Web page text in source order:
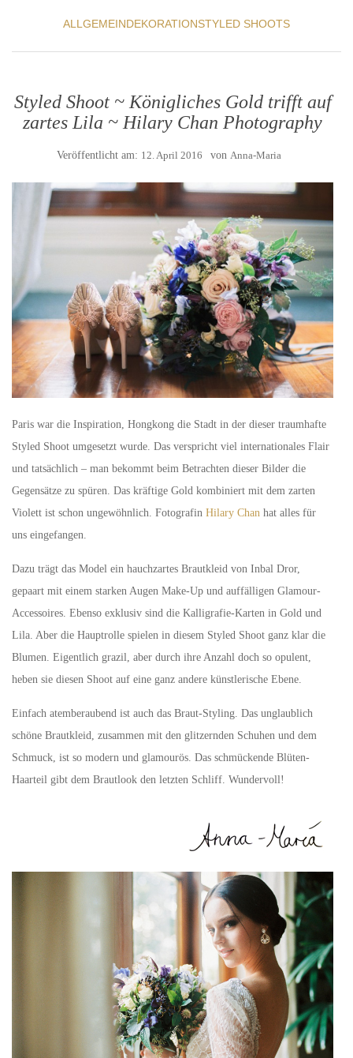
ALLGEMEINDEKORATIONSTYLED SHOOTS
Styled Shoot ~ Königliches Gold trifft auf
zartes Lila ~ Hilary Chan Photography
Veröffentlicht am: 12. April 2016 von Anna-Maria
Paris war die Inspiration, Hongkong die Stadt in der dieser traumhafte
Styled Shoot umgesetzt wurde. Das verspricht viel internationales Flair
und tatsächlich – man bekommt beim Betrachten dieser Bilder die
Gegensätze zu spüren. Das kräftige Gold kombiniert mit dem zarten
Violett ist schon ungewöhnlich. Fotografin Hilary Chan hat alles für
uns eingefangen.
Dazu trägt das Model ein hauchzartes Brautkleid von Inbal Dror,
gepaart mit einem starken Augen Make-Up und auffälligen Glamour-
Accessoires. Ebenso exklusiv sind die Kalligrafie-Karten in Gold und
Lila. Aber die Hauptrolle spielen in diesem Styled Shoot ganz klar die
Blumen. Eigentlich grazil, aber durch ihre Anzahl doch so opulent,
heben sie diesen Shoot auf eine ganz andere künstlerische Ebene.
Einfach atemberaubend ist auch das Braut-Styling. Das unglaublich
schöne Brautkleid, zusammen mit den glitzernden Schuhen und dem
Schmuck, ist so modern und glamourös. Das schmückende Blüten-
Haarteil gibt dem Brautlook den letzten Schliff. Wundervoll!